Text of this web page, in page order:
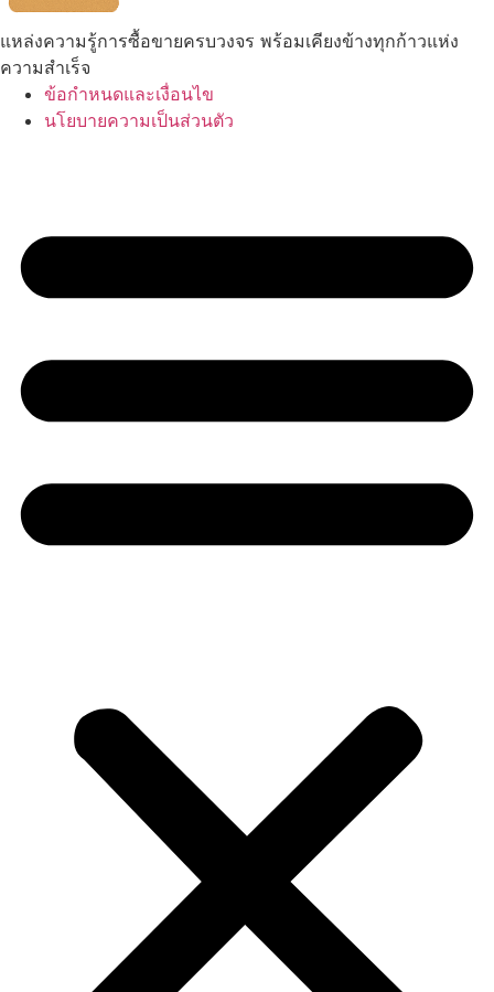
แหล่งความรู้การซื้อขายครบวงจร พร้อมเคียงข้างทุกก้าวแห่ง
ความสำเร็จ
ข้อกำหนดและเงื่อนไข
นโยบายความเป็นส่วนตัว